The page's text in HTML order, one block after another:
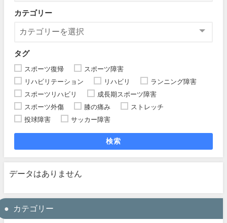
カテゴリー
タグ
スポーツ復帰
スポーツ障害
リハビリテーション
リハビリ
ランニング障害
スポーツリハビリ
成長期スポーツ障害
スポーツ外傷
膝の痛み
ストレッチ
投球障害
サッカー障害
検索
データはありません
カテゴリー